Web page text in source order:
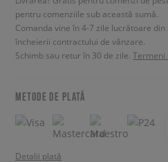
pentru comenziile sub această sumă.
Comanda vine în 4-7 zile lucrătoare
încheierii contractului de vânzare.
Schimb sau retur în 30 de zile. Termeni
METODE DE PLATĂ
Detalii plată